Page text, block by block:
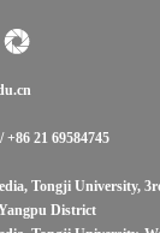
+86 21 69584745
Tongji University,
District